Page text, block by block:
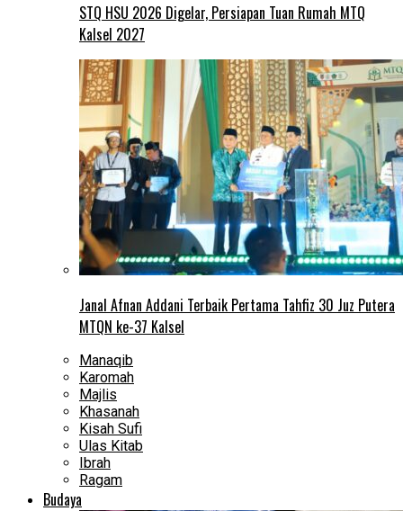
STQ HSU 2026 Digelar, Persiapan Tuan Rumah MTQ
Kalsel 2027
Janal Afnan Addani Terbaik Pertama Tahfiz 30 Juz Putera
MTQN ke-37 Kalsel
Manaqib
Karomah
Majlis
Khasanah
Kisah Sufi
Ulas Kitab
Ibrah
Ragam
Budaya